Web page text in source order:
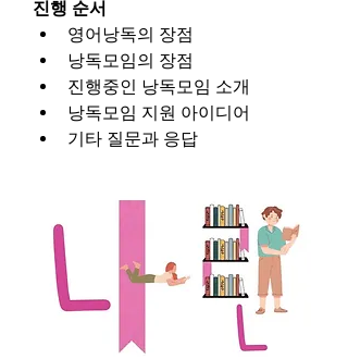
진행 순서
영어낭독의 장점
낭독모임의 장점
진행중인 낭독모임 소개
낭독모임 지원 아이디어
기타 질문과 응답